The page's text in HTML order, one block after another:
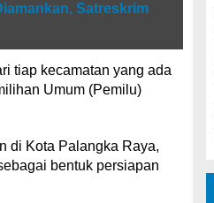
Satreskrim
tiap kecamatan yang ada
Umum (Pemilu)
di Kota Palangka Raya,
bentuk persiapan